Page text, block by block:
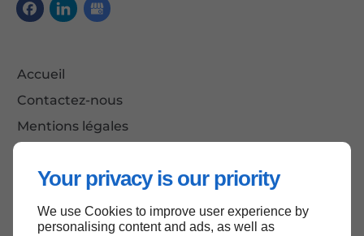
Your privacy is our priority
We use Cookies to improve user experience by
personalising content and ads, as well as
Accueil
Contactez-nous
Mentions légales
Haut de page